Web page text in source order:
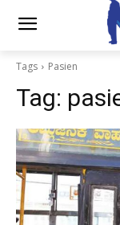
Tags Pasien
Tag: